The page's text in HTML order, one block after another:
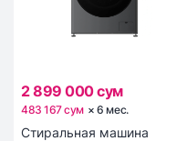
2 899 000 сум
483 167 сум ×6 мес.
Стиральная машина